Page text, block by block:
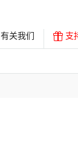
有关我们 支